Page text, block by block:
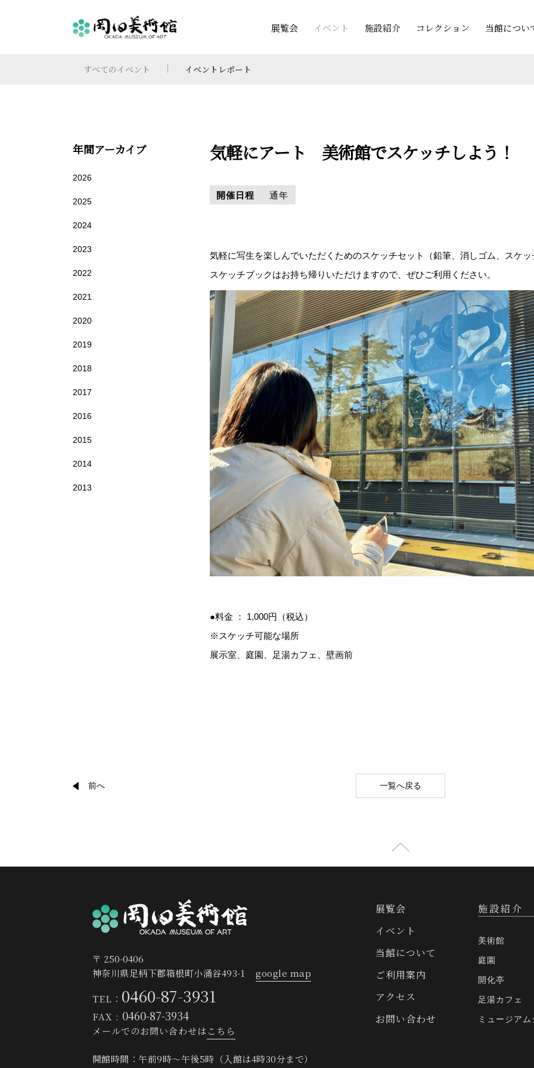
展覧会 イベント 施設紹介 コレクション 当館につい
すべてのイベント イベントレポート
年間アーカイブ
2026
2025
2024
2023
2022
2021
2020
2019
2018
2017
2016
2015
2014
2013
気軽にアート 美術館でスケッチしよう！
開催日程 通年
気軽に写生を楽しんでいただくためのスケッチセット（鉛筆、消しゴム、スケ
スケッチブックはお持ち帰りいただけますので、ぜひご利用ください。
●料金 ： 1,000円（税込）
※スケッチ可能な場所
展示室、庭園、足湯カフェ、壁画前
前へ 一覧へ戻る
展覧会
イベント
当館について
ご利用案内
アクセス
お問い合わせ
施設紹介
美術館
庭園
開化亭
足湯カフェ
ミュージア
〒 250-0406
神奈川県足柄下郡箱根町小涌谷493-1
google map
TEL： 0460-87-3931
FAX : 0460-87-3934
メールでのお問い合わせはこちら
開館時間：午前9時～午後5時 （入館は4時30分まで）